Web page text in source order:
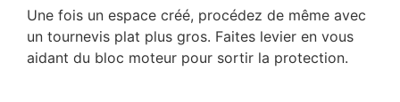
Une fois un espace créé, procédez de même avec
un tournevis plat plus gros. Faites levier en vous
aidant du bloc moteur pour sortir la protection.